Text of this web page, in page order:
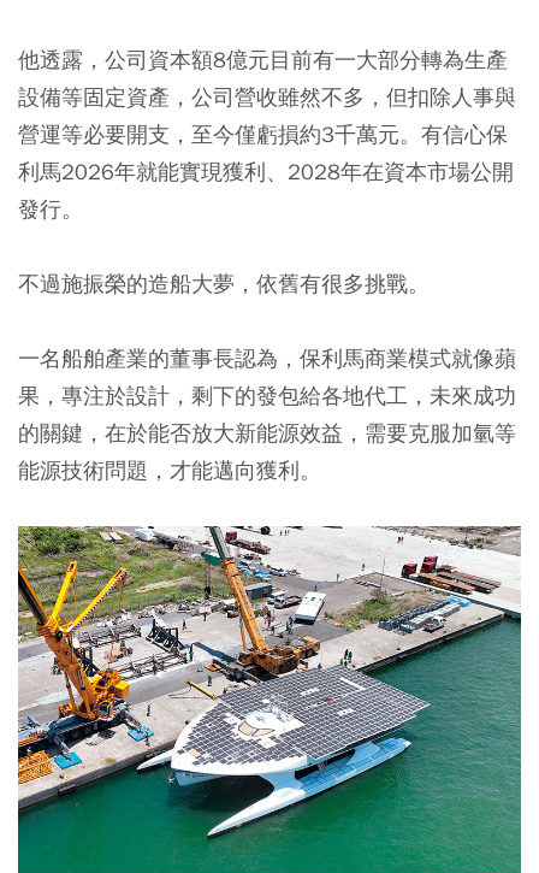
他透露，公司資本額8億元目前有一大部分轉為生產
設備等固定資產，公司營收雖然不多，但扣除人事與
營運等必要開支，至今僅虧損約3千萬元。有信心保
利馬2026年就能實現獲利、2028年在資本市場公開
發行。
不過施振榮的造船大夢，依舊有很多挑戰。
一名船舶產業的董事長認為，保利馬商業模式就像蘋
果，專注於設計，剩下的發包給各地代工，未來成功
的關鍵，在於能否放大新能源效益，需要克服加氫等
能源技術問題，才能邁向獲利。